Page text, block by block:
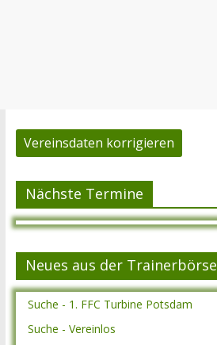
Vereinsdaten korrigieren
Nächste Termine
Neues aus der Trainerbörse
Suche - 1. FFC Turbine Potsdam
Suche - Vereinlos